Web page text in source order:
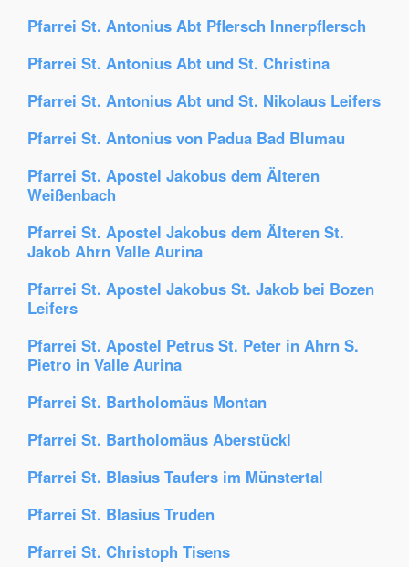
Pfarrei St. Antonius Abt Pflersch Innerpflersch
Pfarrei St. Antonius Abt und St. Christina
Pfarrei St. Antonius Abt und St. Nikolaus Leifers
Pfarrei St. Antonius von Padua Bad Blumau
Pfarrei St. Apostel Jakobus dem Älteren
Weißenbach
Pfarrei St. Apostel Jakobus dem Älteren St.
Jakob Ahrn Valle Aurina
Pfarrei St. Apostel Jakobus St. Jakob bei Bozen
Leifers
Pfarrei St. Apostel Petrus St. Peter in Ahrn S.
Pietro in Valle Aurina
Pfarrei St. Bartholomäus Montan
Pfarrei St. Bartholomäus Aberstückl
Pfarrei St. Blasius Taufers im Münstertal
Pfarrei St. Blasius Truden
Pfarrei St. Christoph Tisens